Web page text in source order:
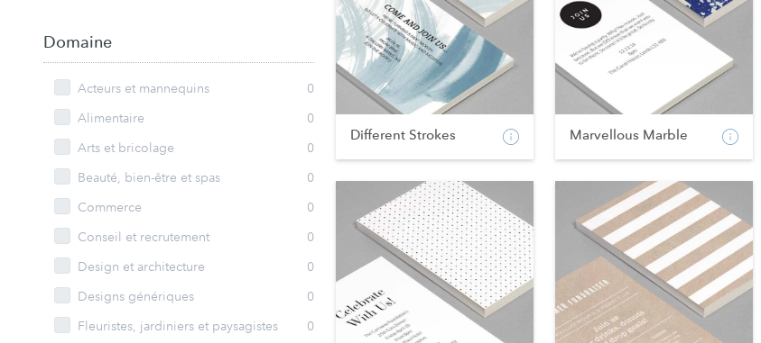
Domaine
Acteurs et mannequins
0
Alimentaire
0
Arts et bricolage
0
Beauté, bien-être et spas
0
Commerce
0
Conseil et recrutement
0
Design et architecture
0
Designs génériques
0
Fleuristes, jardiniers et paysagistes
0
Different Strokes Marvellous Marble